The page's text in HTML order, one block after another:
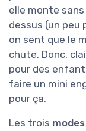
elle monte sans
dessus (un peu
on sent que le
chute. Donc,
pour des
faire un mini
pour ça.
Les trois